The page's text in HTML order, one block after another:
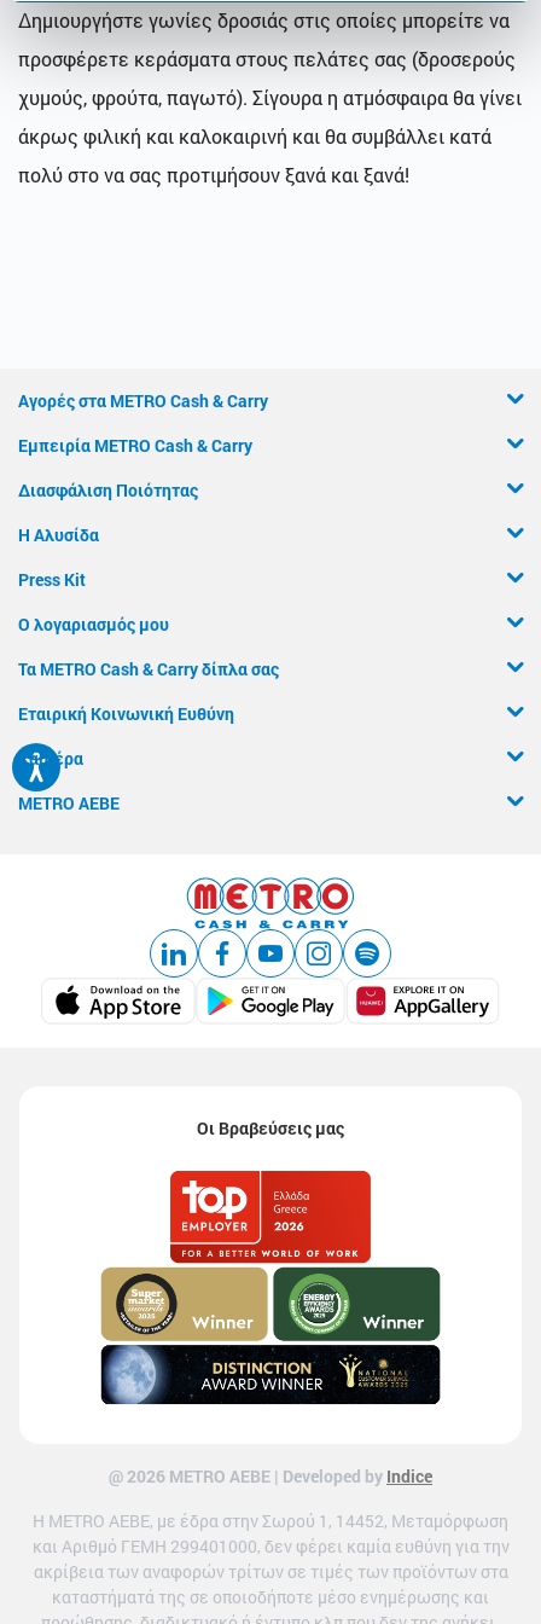
Δημιουργήστε γωνίες δροσιάς στις οποίες μπορείτε να
προσφέρετε κεράσματα στους πελάτες σας (δροσερούς
χυμούς, φρούτα, παγωτό). Σίγουρα η ατμόσφαιρα θα γίνει
άκρως φιλική και καλοκαιρινή και θα συμβάλλει κατά
πολύ στο να σας προτιμήσουν ξανά και ξανά!
Αγορές στα METRO Cash & Carry
Εμπειρία METRO Cash & Carry
Διασφάλιση Ποιότητας
Η Αλυσίδα
Press Kit
Ο λογαριασμός μου
Τα METRO Cash & Carry δίπλα σας
Εταιρική Κοινωνική Ευθύνη
Καριέρα
METRO ΑΕΒΕ
Οι Βραβεύσεις μας
@ 2026 ΜETRO AEBE | Developed by Indice
Η METRO ΑΕΒΕ, με έδρα στην Σωρού 1, 14452, Μεταμόρφωση
και Αριθμό ΓΕΜΗ 299401000, δεν φέρει καμία ευθύνη για την
ακρίβεια των αναφορών τρίτων σε τιμές των προϊόντων στα
καταστήματά της σε οποιοδήποτε μέσο ενημέρωσης και